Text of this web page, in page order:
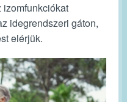
izomfunkciókat
idegrendszeri gáton,
elérjük.